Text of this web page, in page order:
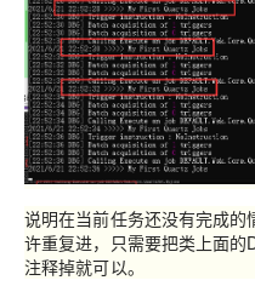
说明在当前任务还没有完成
许重复进，只需要把类上面的
注释掉就可以。